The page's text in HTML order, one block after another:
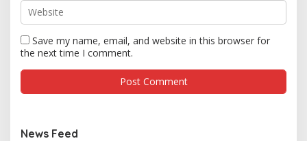
Save my name, email, and website in this browser for
the next time I comment.
News Feed